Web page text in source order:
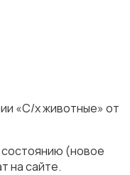
«С/х животные» от
(новое
на сайте.